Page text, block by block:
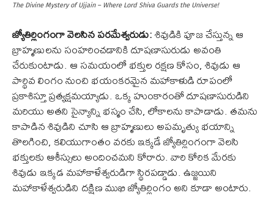
The Divine Mystery of Ujjain – Where Lord Shiva Guards the Universe!
జ్యోతిర్లింగంగా వెలసిన పరమేశ్వరుడు:శివుడికి పూజ చేస్తున్న ఆ
బ్రాహ్మణులను సంహరించడానికి దూషణాసురుడు అవంతి
చేరుకుంటాడు. ఆ సమయంలో భక్తుల రక్షణ కోసం, శివుడు ఆ
పార్థివ లింగం నుంచి భయంకరమైన మహాకాళుడి రూపంలో
ప్రకాశిస్తూ ప్రత్యక్షమయ్యాడు. ఒక్క హుంకారంతో దూషణాసురుడిని
మరియు అతని సైన్యాన్ని భస్మం చేసి, లోకాలను కాపాడాడు. తమను
కాపాడిన శివుడిని చూసి ఆ బ్రాహ్మణులు అపమృత్యు భయాన్ని
తొలగించి, కలియుగాంతం వరకు ఇక్కడే జ్యోతిర్లింగంగా వెలసి
భక్తులకు ఆశీస్సులు అందించమని కోరారు. వారి కోరిక మేరకు
శివుడు ఇక్కడ మహాకాళేశ్వరుడిగా స్థిరపడ్డాడు. ఉజ్జయిని
మహాకాళేశ్వరుడిని దక్షిణ ముఖి జ్యోతిర్లింగం అని కూడా అంటారు.